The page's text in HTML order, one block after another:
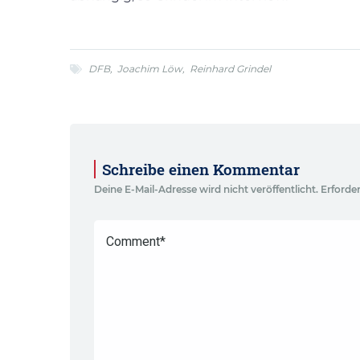
DFB, Joachim Löw, Reinhard Grindel
Schreibe einen Kommentar
Deine E-Mail-Adresse wird nicht veröffentlicht.